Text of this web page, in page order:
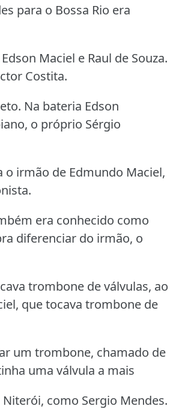
para o Bossa Rio era
Maciel e Raul de Souza.
Costita.
Na bateria Edson
o próprio Sérgio
o irmão de Edmundo Maciel,
era conhecido como
diferenciar do irmão, o
trombone de válvulas, ao
que tocava trombone de
um trombone, chamado de
uma válvula a mais
como Sergio Mendes.